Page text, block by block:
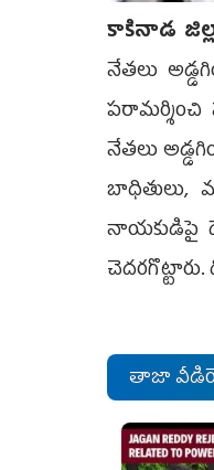
కాకినాడ
నేత‌లు
పరామర్శించి
నేత‌లు
బాధితులు,
నాయకుడిపై
తాజా